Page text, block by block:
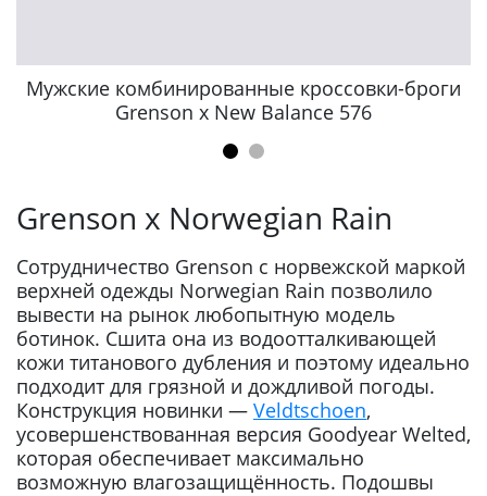
Мужские комбинированные кроссовки-броги
Grenson x New Balance 576
Grenson x Norwegian Rain
Сотрудничество Grenson с норвежской маркой
верхней одежды Norwegian Rain позволило
вывести на рынок любопытную модель
ботинок. Сшита она из водоотталкивающей
кожи титанового дубления и поэтому идеально
подходит для грязной и дождливой погоды.
Конструкция новинки — Veldtschoen,
усовершенствованная версия Goodyear Welted,
которая обеспечивает максимально
возможную влагозащищённость. Подошвы